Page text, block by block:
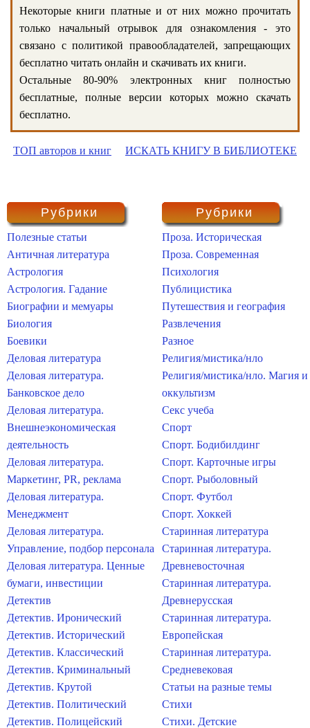
Некоторые книги платные и от них можно прочитать
только начальный отрывок для ознакомления - это
связано с политикой правообладателей, запрещающих
бесплатно читать онлайн и скачивать их книги.
Остальные 80-90% электронных книг полностью
бесплатные, полные версии которых можно скачать
бесплатно.
ТОП авторов и книг ИСКАТЬ КНИГУ В БИБЛИОТЕКЕ
Рубрики
Полезные статьи
Античная литература
Астрология
Астрология. Гадание
Биографии и мемуары
Биология
Боевики
Деловая литература
Деловая литература.
Банковское дело
Деловая литература.
Внешнеэкономическая
деятельность
Деловая литература.
Маркетинг, PR, реклама
Деловая литература.
Менеджмент
Деловая литература.
Управление, подбор персонала
Деловая литература. Ценные
бумаги, инвестиции
Детектив
Детектив. Иронический
Детектив. Исторический
Детектив. Классический
Детектив. Криминальный
Детектив. Крутой
Детектив. Политический
Детектив. Полицейский
Рубрики
Проза. Историческая
Проза. Современная
Психология
Публицистика
Путешествия и география
Развлечения
Разное
Религия/мистика/нло
Религия/мистика/нло. Магия и
оккультизм
Секс учеба
Спорт
Спорт. Бодибилдинг
Спорт. Карточные игры
Спорт. Рыболовный
Спорт. Футбол
Спорт. Хоккей
Старинная литература
Старинная литература.
Древневосточная
Старинная литература.
Древнерусская
Старинная литература.
Европейская
Старинная литература.
Средневековая
Статьи на разные темы
Стихи
Стихи. Детские